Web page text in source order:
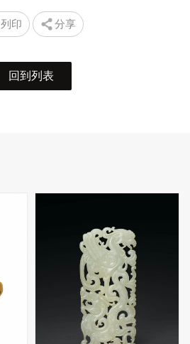
列印 分享
回到列表